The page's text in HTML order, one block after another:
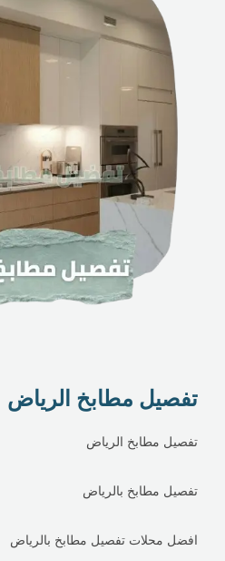
تفصيل مطابخ الرياض
تفصيل مطابخ الرياض
تفصيل مطابخ بالرياض
افضل محلات تفصيل مطابخ بالرياض